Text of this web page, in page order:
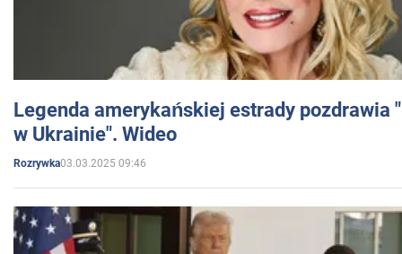
Legenda amerykańskiej estrady pozdrawia
w Ukrainie". Wideo
Rozrywka03.03.2025 09:46